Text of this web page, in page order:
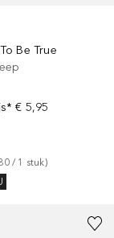
Be True
€ 5,95
/ 1 stuk)